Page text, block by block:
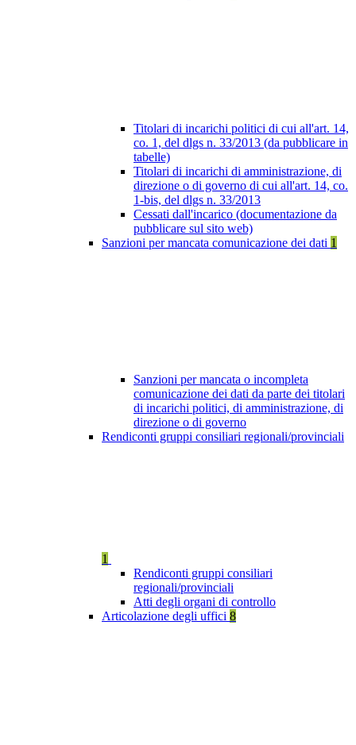
Titolari di incarichi politici di cui all'art. 14,
co. 1, del dlgs n. 33/2013 (da pubblicare in
tabelle)
Titolari di incarichi di amministrazione, di
direzione o di governo di cui all'art. 14, co.
1-bis, del dlgs n. 33/2013
Cessati dall'incarico (documentazione da
pubblicare sul sito web)
Sanzioni per mancata comunicazione dei dati 1
Sanzioni per mancata o incompleta
comunicazione dei dati da parte dei titolari
di incarichi politici, di amministrazione, di
direzione o di governo
Rendiconti gruppi consiliari regionali/provinciali
1
Rendiconti gruppi consiliari
regionali/provinciali
Atti degli organi di controllo
Articolazione degli uffici 8